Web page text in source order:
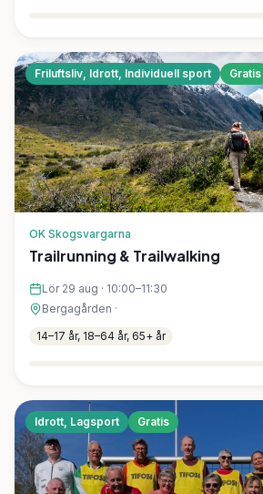
Friluftsliv, Idrott, Individuell sport Gratis
OK Skogsvargarna
Trailrunning & Trailwalking
Lör 29 aug · 10:00–11:30
Bergagården ·
14–17 år, 18–64 år, 65+ år
Idrott, Lagsport Gratis